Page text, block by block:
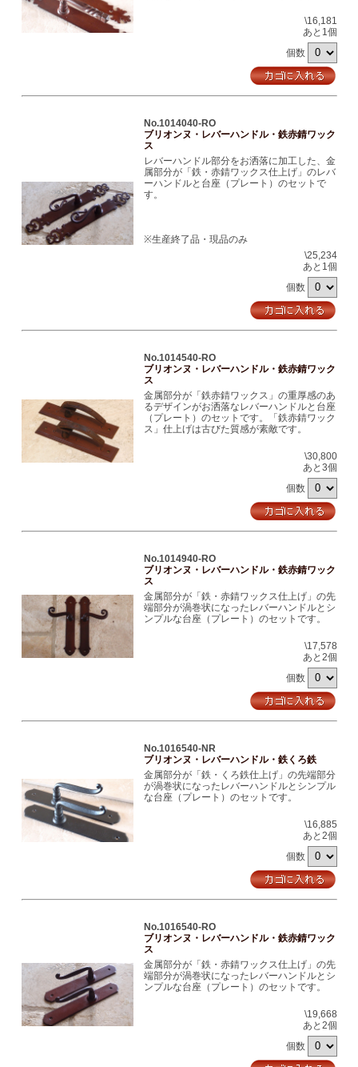
\16,181
あと1個
個数
No.1014040-RO
ブリオンヌ・レバーハンドル・鉄赤錆ワック
ス
レバーハンドル部分をお洒落に加工した、金
属部分が「鉄・赤錆ワックス仕上げ」のレバ
ーハンドルと台座（プレート）のセットで
す。
※生産終了品・現品のみ
\25,234
あと1個
個数
No.1014540-RO
ブリオンヌ・レバーハンドル・鉄赤錆ワック
ス
金属部分が「鉄赤錆ワックス」の重厚感のあ
るデザインがお洒落なレバーハンドルと台座
（プレート）のセットです。「鉄赤錆ワック
ス」仕上げは古びた質感が素敵です。
\30,800
あと3個
個数
No.1014940-RO
ブリオンヌ・レバーハンドル・鉄赤錆ワック
ス
金属部分が「鉄・赤錆ワックス仕上げ」の先
端部分が渦巻状になったレバーハンドルとシ
ンプルな台座（プレート）のセットです。
\17,578
あと2個
個数
No.1016540-NR
ブリオンヌ・レバーハンドル・鉄くろ鉄
金属部分が「鉄・くろ鉄仕上げ」の先端部分
が渦巻状になったレバーハンドルとシンプル
な台座（プレート）のセットです。
\16,885
あと2個
個数
No.1016540-RO
ブリオンヌ・レバーハンドル・鉄赤錆ワック
ス
金属部分が「鉄・赤錆ワックス仕上げ」の先
端部分が渦巻状になったレバーハンドルとシ
ンプルな台座（プレート）のセットです。
\19,668
あと2個
個数